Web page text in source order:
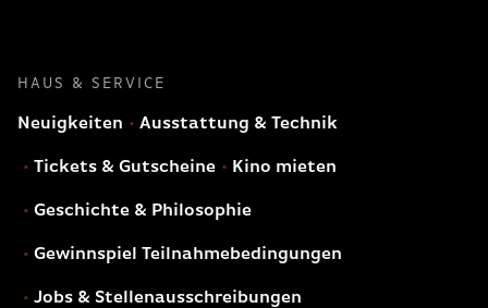
HAUS & SERVICE
Neuigkeiten Ausstattung & Technik
Tickets & Gutscheine Kino mieten
Geschichte & Philosophie
Gewinnspiel Teilnahmebedingungen
Jobs & Stellenausschreibungen